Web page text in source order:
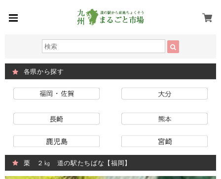
各県から探す
栗 ２㎏ 道の駅たちばな【福岡】